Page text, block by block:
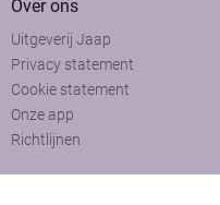
Over ons
Uitgeverij Jaap
Privacy statement
Cookie statement
Onze app
Richtlijnen